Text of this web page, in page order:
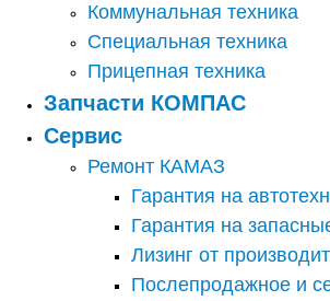
Коммунальная техника
Специальная техника
Прицепная техника
Запчасти КОМПАС
Сервис
Ремонт КАМАЗ
Гарантия на
Гарантия на
Лизинг от
Послепродажное и